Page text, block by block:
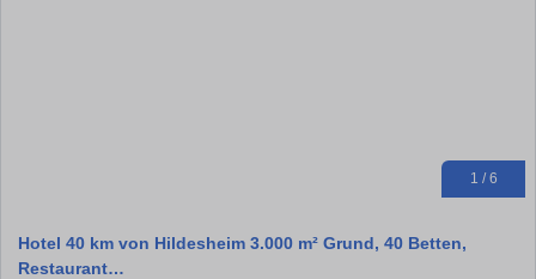
1 / 6
Hotel 40 km von Hildesheim 3.000 m² Grund, 40 Betten,
Restaurant…